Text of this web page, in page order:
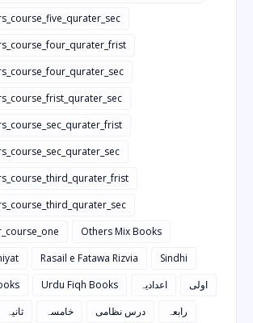
Others Mix Books
Rasail e Fatawa Rizvia
Sindhi
Urdu Fiqh Books اعدادیہ
اولی
ثانیہ خامسہ درس نظامی رابعہ